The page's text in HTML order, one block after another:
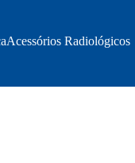
Acessórios Radiológicos